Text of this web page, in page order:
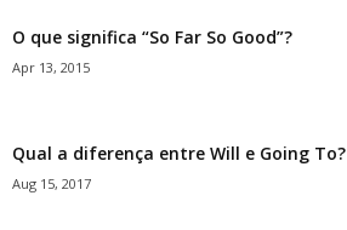
O que significa “So Far So Good”?
Apr 13, 2015
Qual a diferença entre Will e Going To?
Aug 15, 2017